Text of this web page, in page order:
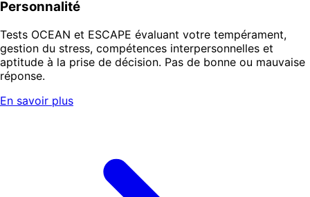
Personnalité
Tests OCEAN et ESCAPE évaluant votre tempérament,
gestion du stress, compétences interpersonnelles et
aptitude à la prise de décision. Pas de bonne ou mauvaise
réponse.
En savoir plus